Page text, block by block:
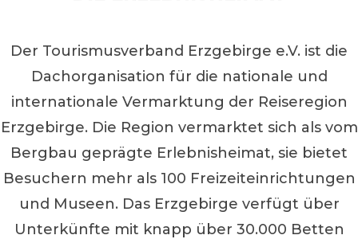
Der Tourismusverband Erzgebirge e.V. ist die
Dachorganisation für die nationale und
internationale Vermarktung der Reiseregion
Erzgebirge. Die Region vermarktet sich als vom
Bergbau geprägte Erlebnisheimat, sie bietet
Besuchern mehr als 100 Freizeiteinrichtungen
und Museen. Das Erzgebirge verfügt über
Unterkünfte mit knapp über 30.000 Betten